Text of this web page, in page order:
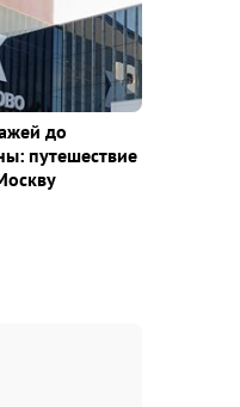
до
путешествие